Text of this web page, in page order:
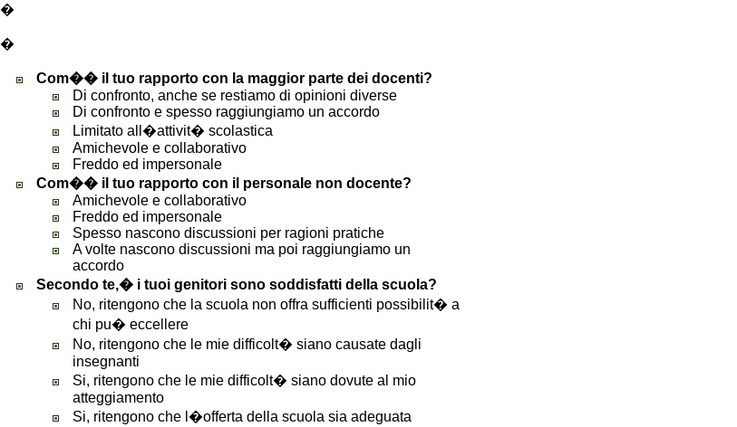
�
�
Com�� il tuo rapporto con la maggior parte dei docenti?
Di confronto, anche se restiamo di opinioni diverse
Di confronto e spesso raggiungiamo un accordo
Limitato all�attivit� scolastica
Amichevole e collaborativo
Freddo ed impersonale
Com�� il tuo rapporto con il personale non docente?
Amichevole e collaborativo
Freddo ed impersonale
Spesso nascono discussioni per ragioni pratiche
A volte nascono discussioni ma poi raggiungiamo un
accordo
Secondo te,� i tuoi genitori sono soddisfatti della scuola?
No, ritengono che la scuola non offra sufficienti possibilit� a
chi pu� eccellere
No, ritengono che le mie difficolt� siano causate dagli
insegnanti
Si, ritengono che le mie difficolt� siano dovute al mio
atteggiamento
Si, ritengono che l�offerta della scuola sia adeguata